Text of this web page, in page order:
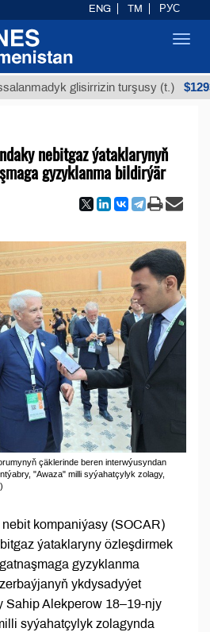
glisirrizin turşusy (t.) $12935,18
nebitgaz ýataklarynyň
gyzyklanma bildirýär
çäklerinde beren interwýusyndan
"Awaza" milli syýahatçylyk zolagy,
kompaniýasy (SOCAR)
ýataklaryny özleşdirmek
gyzyklanma
ykdysadyýet
Sahip Alekperow 18–19-njy
syýahatçylyk zolagynda
ENG TM РУС